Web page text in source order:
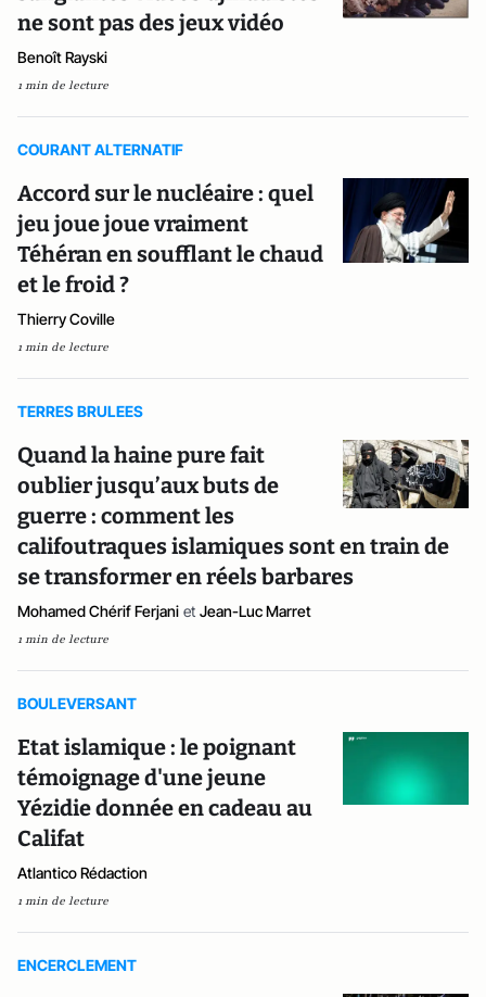
ne sont pas des jeux vidéo
Benoît Rayski
1 min de lecture
COURANT ALTERNATIF
Accord sur le nucléaire : quel
jeu joue joue vraiment
Téhéran en soufflant le chaud
et le froid ?
Thierry Coville
1 min de lecture
TERRES BRULEES
Quand la haine pure fait
oublier jusqu’aux buts de
guerre : comment les
califoutraques islamiques sont en train de
se transformer en réels barbares
Mohamed Chérif Ferjani et Jean-Luc Marret
1 min de lecture
BOULEVERSANT
Etat islamique : le poignant
témoignage d'une jeune
Yézidie donnée en cadeau au
Califat
Atlantico Rédaction
1 min de lecture
ENCERCLEMENT